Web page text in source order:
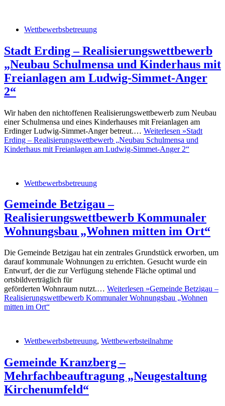
Wettbewerbsbetreuung
Stadt Erding – Realisierungswettbewerb
„Neubau Schulmensa und Kinderhaus mit
Freianlagen am Ludwig-Simmet-Anger
2“
Wir haben den nichtoffenen Realisierungswettbewerb zum Neubau
einer Schulmensa und eines Kinderhauses mit Freianlagen am
Erdinger Ludwig-Simmet-Anger betreut.… Weiterlesen »Stadt
Erding – Realisierungswettbewerb „Neubau Schulmensa und
Kinderhaus mit Freianlagen am Ludwig-Simmet-Anger 2“
Wettbewerbsbetreuung
Gemeinde Betzigau –
Realisierungswettbewerb Kommunaler
Wohnungsbau „Wohnen mitten im Ort“
Die Gemeinde Betzigau hat ein zentrales Grundstück erworben, um
darauf kommunale Wohnungen zu errichten. Gesucht wurde ein
Entwurf, der die zur Verfügung stehende Fläche optimal und
ortsbildverträglich für
geförderten Wohnraum nutzt.… Weiterlesen »Gemeinde Betzigau –
Realisierungswettbewerb Kommunaler Wohnungsbau „Wohnen
mitten im Ort“
Wettbewerbsbetreuung, Wettbewerbsteilnahme
Gemeinde Kranzberg –
Mehrfachbeauftragung „Neugestaltung
Kirchenumfeld“